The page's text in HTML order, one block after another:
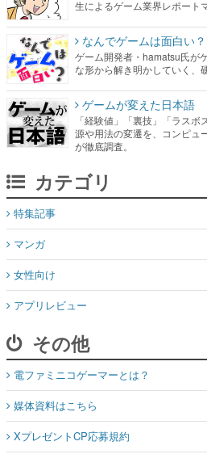
生によるゲーム業界レポート
なんでゲームは面白い？
ゲーム開発者・hamatsu氏が
な形から解き明かしていく、
ゲームが変えた日本語
「経験値」「裏技」「ラス
源や用法の変遷を、コンピュ
が徹底調査。
カテゴリ
特集記事
マンガ
女性向け
アプリレビュー
その他
電ファミニコゲーマーとは？
媒体資料はこちら
XプレゼントCP応募規約